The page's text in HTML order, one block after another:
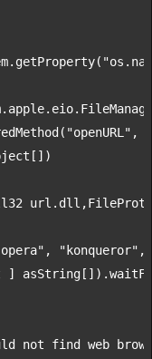
"openURL" ,
, "konqueror" ,
] asString
not find web